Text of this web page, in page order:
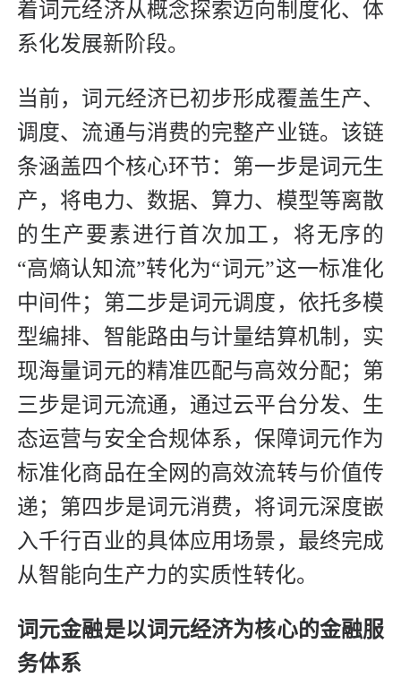
着词元经济从概念探索迈向制度化、体
系化发展新阶段。
当前，词元经济已初步形成覆盖生产、
调度、流通与消费的完整产业链。该链
条涵盖四个核心环节：第一步是词元生
产，将电力、数据、算力、模型等离散
的生产要素进行首次加工，将无序的
“高熵认知流”转化为“词元”这一标准化
中间件；第二步是词元调度，依托多模
型编排、智能路由与计量结算机制，实
现海量词元的精准匹配与高效分配；第
三步是词元流通，通过云平台分发、生
态运营与安全合规体系，保障词元作为
标准化商品在全网的高效流转与价值传
递；第四步是词元消费，将词元深度嵌
入千行百业的具体应用场景，最终完成
从智能向生产力的实质性转化。
词元金融是以词元经济为核心的金融服
务体系